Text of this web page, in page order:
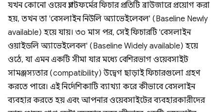
যখন কোনো ওয়েব প্ল্যাটফর্মের ফিচার প্রতিটি ব্রাউজারে প্রয়োগ করা
হয়, তখন তা 'বেসলাইন নিউলি অ্যাভেইলেবল' (Baseline Newly
available) হয়ে যায়। ৩০ মাস পর, সেই ফিচারটি 'বেসলাইন
ওয়াইডলি অ্যাভেইলেবল' (Baseline Widely available) হয়ে
ওঠে, যা এমন একটি সীমা যার মধ্যে বেশিরভাগ ওয়েবসাইট
সামঞ্জস্যতার (compatibility) উদ্বেগ ছাড়াই ফিচারগুলো গ্রহণ
করতে পারে। এই নির্দেশিকাটি ব্যাখ্যা করে কীভাবে বেসলাইন
ব্যবহার করতে হয় এবং আপনার ওয়েবসাইটের ব্যবহারকারীদের